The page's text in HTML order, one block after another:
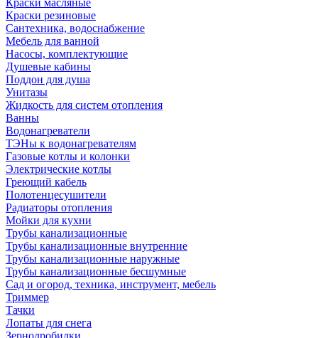
Краски масляные
Краски резиновые
Сантехника, водоснабжение
Мебель для ванной
Насосы, комплектующие
Душевые кабины
Поддон для душа
Унитазы
Жидкость для систем отопления
Ванны
Водонагреватели
ТЭНы к водонагревателям
Газовые котлы и колонки
Электрические котлы
Греющий кабель
Полотенцесушители
Радиаторы отопления
Мойки для кухни
Трубы канализационные
Трубы канализационные внутренние
Трубы канализационные наружные
Трубы канализационные бесшумные
Сад и огород, техника, инструмент, мебель
Триммер
Тачки
Лопаты для снега
Зернодробилки